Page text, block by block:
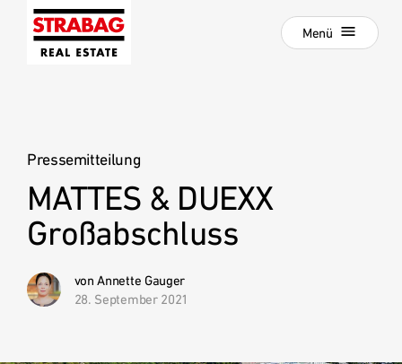
Zur
Hauptnavigation
springen
Menü
Schließen
Development als Service
Hold Estate
Unsere Standorte
News
Unternehmen
Pressemitteilung
MATTES & DUEXX
Großabschluss
von Annette Gauger
28. September 2021